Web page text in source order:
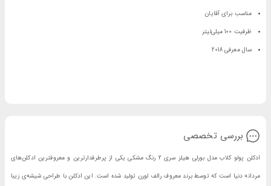
مناسب برای آقایان
ظرفیت 100 میلی‌لیتر
سال معرفی 2018
بررسی تخصصی
ادکلن پولو کلاب مدل بورلی هیلز سری 2 رنگ مشکی یکی از پرطرفدارترین و معروفترین ادکلن‌های
مردانه دنیا است که توسط برند معروف رالف لورن تولید شده است. این ادکلن با طراحی شیشه‌ی زیبا